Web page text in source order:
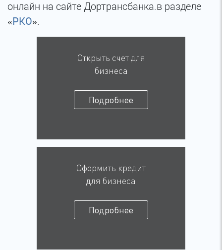
онлайн на сайте Дортрансбанка.в разделе
«РКО».
Открыть счет для
бизнеса
Подробнее
Оформить кредит
для бизнеса
Подробнее